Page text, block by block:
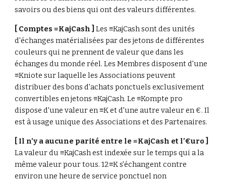
savoirs ou des biens qui ont des valeurs différentes.
[ Comptes ≡KajCash ] Les ≡KajCash sont des unités
d'échanges matérialisées par des jetons de différentes
couleurs qui ne prennent de valeur que dans les
échanges du monde réel. Les Membres disposent d'une
≡Kniote sur laquelle les Associations peuvent
distribuer des bons d'achats ponctuels exclusivement
convertibles en jetons ≡KajCash. Le ≡Kompte pro
dispose d'une valeur en ≡K et d'une autre valeur en €. Il
est à usage unique des Associations et des Partenaires.
La valeur du ≡KajCash est indexée sur le temps qui a la
même valeur pour tous. 12≡K s'échangent contre
environ une heure de service ponctuel non